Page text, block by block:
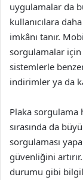
uygulamalar da
kullanıcılara
imkânı tanır.
sorgulamalar için
sistemlerle
indirimler ya da
Plaka sorgulama
sırasında da
sorgulaması
güvenliğini
durumu gibi